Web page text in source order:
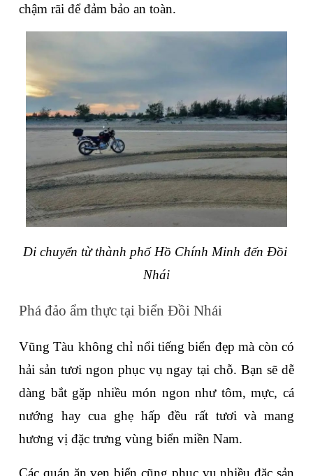
chậm rãi để đảm bảo an toàn.
Di chuyển từ thành phố Hồ Chính Minh đến Đồi
Nhái
Phá đảo ẩm thực tại biển Đồi Nhái
Vũng Tàu không chỉ nổi tiếng biển đẹp mà còn có
hải sản tươi ngon phục vụ ngay tại chỗ. Bạn sẽ dễ
dàng bắt gặp nhiều món ngon như tôm, mực, cá
nướng hay cua ghẹ hấp đều rất tươi và mang
hương vị đặc trưng vùng biển miền Nam.
Các quán ăn ven biển cũng phục vụ nhiều đặc sản